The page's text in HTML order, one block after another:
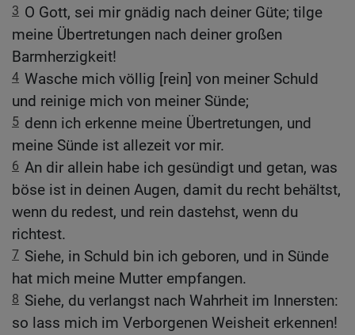
3 O Gott, sei mir gnädig nach deiner Güte; tilge
meine Übertretungen nach deiner großen
Barmherzigkeit!
4 Wasche mich völlig [rein] von meiner Schuld
und reinige mich von meiner Sünde;
5 denn ich erkenne meine Übertretungen, und
meine Sünde ist allezeit vor mir.
6 An dir allein habe ich gesündigt und getan, was
böse ist in deinen Augen, damit du recht behältst,
wenn du redest, und rein dastehst, wenn du
richtest.
7 Siehe, in Schuld bin ich geboren, und in Sünde
hat mich meine Mutter empfangen.
8 Siehe, du verlangst nach Wahrheit im Innersten:
so lass mich im Verborgenen Weisheit erkennen!